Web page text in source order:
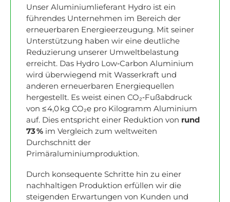
Unser Aluminiumlieferant Hydro ist ein
führendes Unternehmen im Bereich der
erneuerbaren Energieerzeugung. Mit seiner
Unterstützung haben wir eine deutliche
Reduzierung unserer Umweltbelastung
erreicht. Das Hydro Low‑Carbon Aluminium
wird überwiegend mit Wasserkraft und
anderen erneuerbaren Energiequellen
hergestellt. Es weist einen CO₂‑Fußabdruck
von ≤ 4,0 kg CO₂e pro Kilogramm Aluminium
auf. Dies entspricht einer Reduktion von rund
73 % im Vergleich zum weltweiten
Durchschnitt der
Primäraluminiumproduktion.
Durch konsequente Schritte hin zu einer
nachhaltigen Produktion erfüllen wir die
steigenden Erwartungen von Kunden und